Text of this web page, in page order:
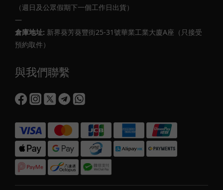
（週日及公眾假期下一個工作日出貨）
—
倉庫地址: 新界葵芳葵豐街25-31號華業工業大廈A座（只接受
預約取件）
與我們聯繫